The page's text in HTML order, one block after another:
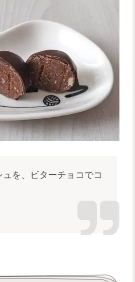
を、ビターチョコでコ